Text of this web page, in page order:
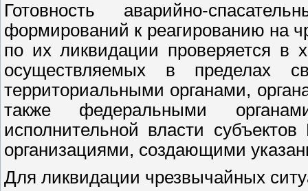
Готовность аварийно-
формирований к реагированию на
по их ликвидации проверяется в
осуществляемых в пределах
территориальными органами,
также федеральными
исполнительной власти
организациями, создающими
Для ликвидации чрезвычайных